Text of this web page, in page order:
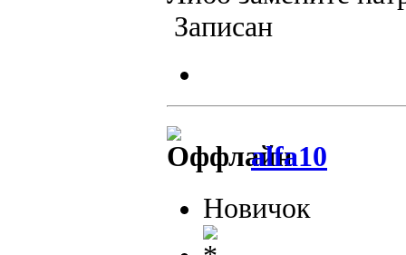
Записан
alfa10
Новичок